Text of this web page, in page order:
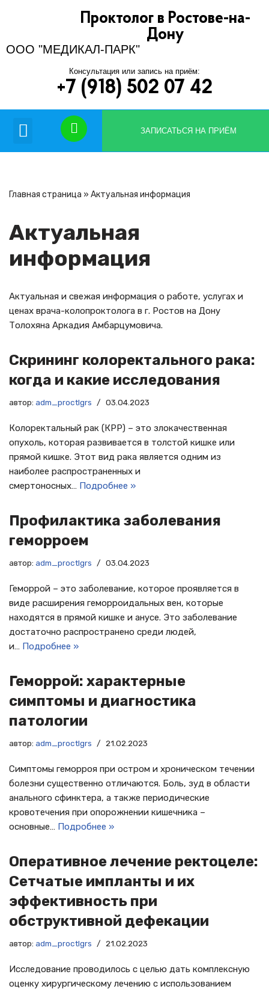
к
Проктолог в Ростове-на-
Дону
ООО "МЕДИКАЛ-ПАРК"
Консультация или запись на приём:
+7 (918) 502 07 42
ЗАПИСАТЬСЯ НА ПРИЁМ
Главная страница » Актуальная информация
Актуальная
информация
Актуальная и свежая информация о работе, услугах и
ценах врача-колопроктолога в г. Ростов на Дону
Толохяна Аркадия Амбарцумовича.
Скрининг колоректального рака:
когда и какие исследования
автор: adm_proctlgrs 03.04.2023
Колоректальный рак (КРР) – это злокачественная
опухоль, которая развивается в толстой кишке или
прямой кишке. Этот вид рака является одним из
наиболее распространенных и
смертоносных… Подробнее »
Профилактика заболевания
геморроем
автор: adm_proctlgrs 03.04.2023
Геморрой – это заболевание, которое проявляется в
виде расширения геморроидальных вен, которые
находятся в прямой кишке и анусе. Это заболевание
достаточно распространено среди людей,
и… Подробнее »
Геморрой: характерные
симптомы и диагностика
патологии
автор: adm_proctlgrs 21.02.2023
Симптомы геморроя при остром и хроническом течении
болезни существенно отличаются. Боль, зуд в области
анального сфинктера, а также периодические
кровотечения при опорожнении кишечника –
основные… Подробнее »
Оперативное лечение ректоцеле:
Сетчатые импланты и их
эффективность при
обструктивной дефекации
автор: adm_proctlgrs 21.02.2023
Исследование проводилось с целью дать комплексную
оценку хирургическому лечению с использованием